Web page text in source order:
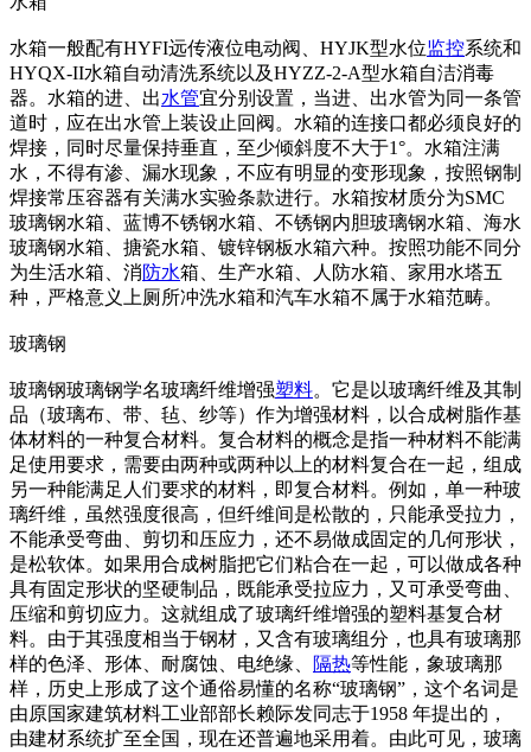
水箱一般配有HYFI远传液位电动阀、HYJK型水位监控系统和
HYQX-II水箱自动清洗系统以及HYZZ-2-A型水箱自洁消毒
器。水箱的进、出水管宜分别设置，当进、出水管为同一条管
道时，应在出水管上装设止回阀。水箱的连接口都必须良好的
焊接，同时尽量保持垂直，至少倾斜度不大于1°。水箱注满
水，不得有渗、漏水现象，不应有明显的变形现象，按照钢制
焊接常压容器有关满水实验条款进行。水箱按材质分为SMC
玻璃钢水箱、蓝博不锈钢水箱、不锈钢内胆玻璃钢水箱、海水
玻璃钢水箱、搪瓷水箱、镀锌钢板水箱六种。按照功能不同分
为生活水箱、消防水箱、生产水箱、人防水箱、家用水塔五
种，严格意义上厕所冲洗水箱和汽车水箱不属于水箱范畴。
玻璃钢
玻璃钢玻璃钢学名玻璃纤维增强塑料。它是以玻璃纤维及其制
品（玻璃布、带、毡、纱等）作为增强材料，以合成树脂作基
体材料的一种复合材料。复合材料的概念是指一种材料不能满
足使用要求，需要由两种或两种以上的材料复合在一起，组成
另一种能满足人们要求的材料，即复合材料。例如，单一种玻
璃纤维，虽然强度很高，但纤维间是松散的，只能承受拉力，
不能承受弯曲、剪切和压应力，还不易做成固定的几何形状，
是松软体。如果用合成树脂把它们粘合在一起，可以做成各种
具有固定形状的坚硬制品，既能承受拉应力，又可承受弯曲、
压缩和剪切应力。这就组成了玻璃纤维增强的塑料基复合材
料。由于其强度相当于钢材，又含有玻璃组分，也具有玻璃那
样的色泽、形体、耐腐蚀、电绝缘、
隔热等性能，象玻璃那
样，历史上形成了这个通俗易懂的名称“玻璃钢”，这个名词是
由原国家建筑材料工业部部长赖际发同志于1958 年提出的，
由建材系统扩至全国，现在还普遍地采用着。由此可见，玻璃